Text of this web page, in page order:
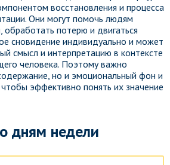
восстановления и процесса
Они могут помочь людям
обработать потерю и двигаться
сновидение индивидуально и может
смысл и интерпретацию в контексте
человека. Поэтому важно
но и эмоциональный фон и
эффективно понять их значение
дням недели